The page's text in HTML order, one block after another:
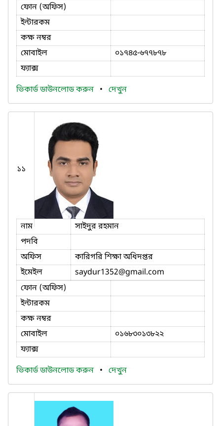
ফোন (অফিস)
ইন্টারকম
কক্ষ নম্বর
মোবাইল
০১৭৪৫-৬৭৭৮৭৮
ফ্যাক্স
ভিকার্ড ডাউনলোড করুন • দেখুন
১১
নাম
সাইদুর রহমান
পদবি
অফিস
কারিগরি শিক্ষা অধিদপ্তর
ইমেইল
saydur1352@gmail.com
ফোন (অফিস)
ইন্টারকম
কক্ষ নম্বর
মোবাইল
০১৬৮৩০১৩৮২২
ফ্যাক্স
ভিকার্ড ডাউনলোড করুন • দেখুন